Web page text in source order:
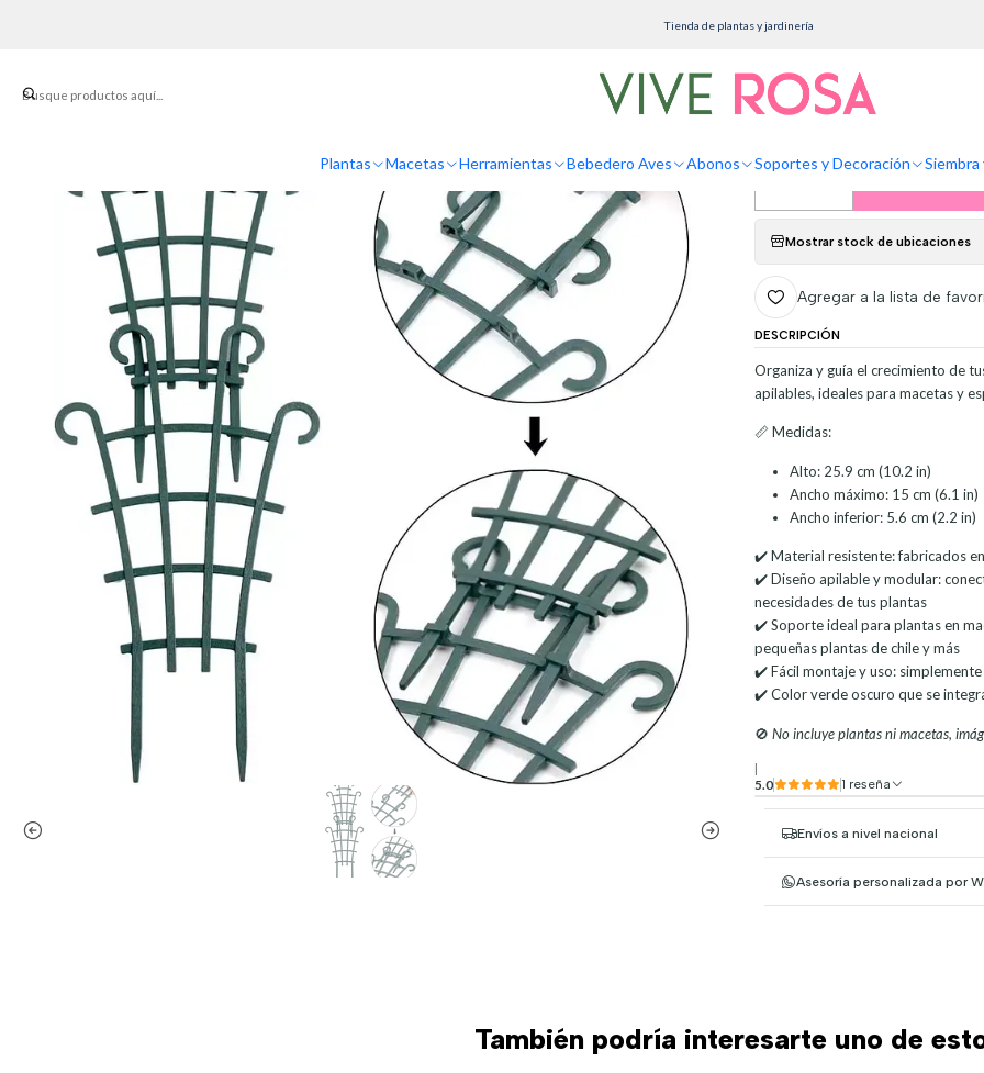
Plantas Macetas Herramientas Bebedero Aves Abonos Soportes y Decoración
Tienda de plantas y jardinería
Soporte - Enrejado -Tutor Plástico Para Plantas
Soporte -
Cantidad
Mostrar stock de ubicaciones
Agregar a la lista de
DESCRIPCIÓN
Organiza y guía el crecimiento de
apilables, ideales para macetas y
📏 Medidas:
Alto: 25.9 cm (10.2 in)
Ancho máximo: 15 cm (6.1 in)
Ancho inferior: 5.6 cm (2.2 in)
✔️ Material resistente: fabricados
✔️ Diseño apilable y modular:
necesidades de tus plantas
✔️ Soporte ideal para plantas en
pequeñas plantas de chile y más
✔️ Fácil montaje y uso:
✔️ Color verde oscuro que se
🚫 No incluye plantas ni macetas,
|
5.0 1 reseña
Envíos a nivel nacional
Asesoría personalizada por
También podría interesarte uno de